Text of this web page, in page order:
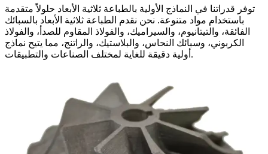
توفر قدراتنا في النماذج الأولية بالطباعة ثلاثية الأبعاد حلولاً متقدمة
باستخدام مواد متنوعة. نحن نقدم الطباعة ثلاثية الأبعاد بالسبائك
الفائقة، والتيتانيوم، والسيراميك، والفولاذ المقاوم للصدأ، والفولاذ
الكربوني، وسبائك النحاس، والبلاستيك، والراتنج، مما يتيح نماذج
أولية دقيقة للغاية لمختلف الصناعات والتطبيقات.